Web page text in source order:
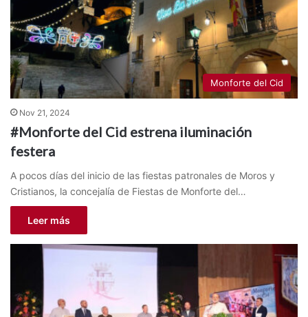
Monforte del Cid
Nov 21, 2024
#Monforte del Cid estrena iluminación
festera
A pocos días del inicio de las fiestas patronales de Moros y
Cristianos, la concejalía de Fiestas de Monforte del…
Leer más